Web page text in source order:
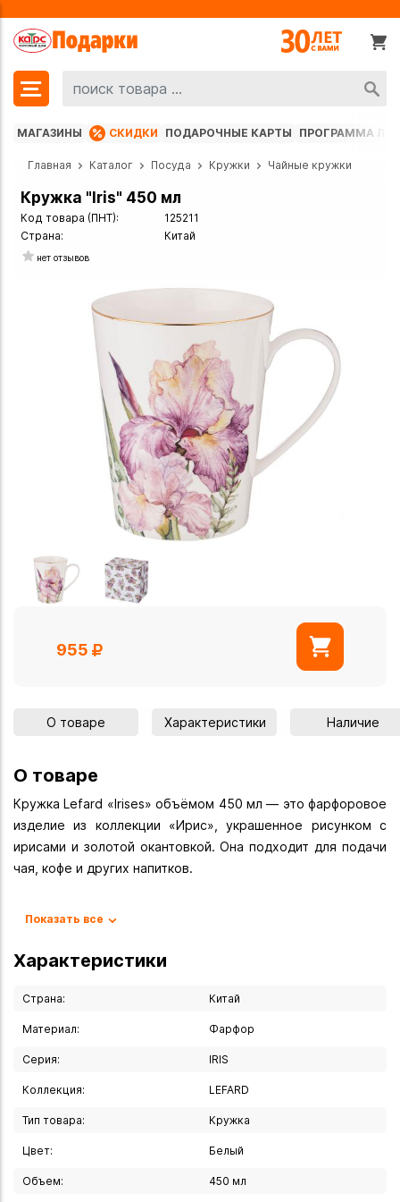
МАГАЗИНЫ СКИДКИ ПОДАРОЧНЫЕ КАРТЫ ПРОГРАММА
Главная Каталог Посуда Кружки Чайные кружки
Кружка "Iris" 450 мл
Код товара (ПНТ):
125211
Страна:
Китай
нет отзывов
955
О товаре Характеристики Наличие
О товаре
Кружка Lefard «Irises» объёмом 450 мл — это фарфоровое
изделие из коллекции «Ирис», украшенное рисунком с
ирисами и золотой окантовкой. Она подходит для подачи
чая, кофе и других напитков.
- Коллекция. «Ирис» (Irises).
- Материал. Фарфор.
- Объём. 450 мл.
- Особенности. Тонкостенный фарфор, золотая окантовка,
рисунок с нежными ирисами.
- Назначение. Для чая и кофе.
- Сертификация. Продукция сертифицирована, безопасна
для контакта с пищевыми продуктами.
Рекомендации по уходу
Показать все
Характеристики
Страна: Китай
Материал: Фарфор
Серия: IRIS
Коллекция: LEFARD
Тип товара: Кружка
Цвет: Белый
Объем: 450 мл